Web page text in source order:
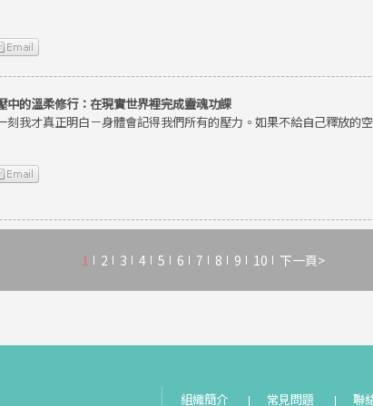
中的溫柔修行：在現實世界裡完成靈魂功課
刻我才真正明白－身體會記得我們所有的壓力。如果不給自己釋放的
1 2 3 4 5 6 7 8 9 10 下一頁>
組織簡介 常見問題 聯